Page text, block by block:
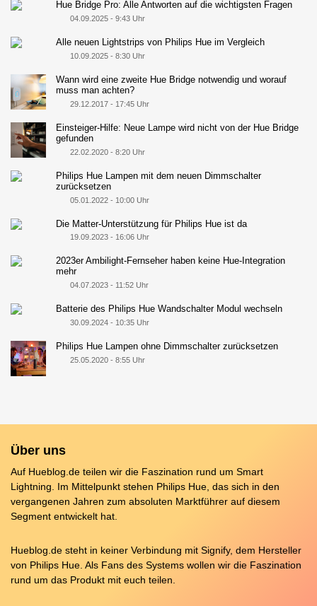
Hue Bridge Pro: Alle Antworten auf die wichtigsten Fragen
04.09.2025 - 9:43 Uhr
Alle neuen Lightstrips von Philips Hue im Vergleich
10.09.2025 - 8:30 Uhr
Wann wird eine zweite Hue Bridge notwendig und worauf
muss man achten?
29.12.2017 - 17:45 Uhr
Einsteiger-Hilfe: Neue Lampe wird nicht von der Hue Bridge
gefunden
22.02.2020 - 8:20 Uhr
Philips Hue Lampen mit dem neuen Dimmschalter
zurücksetzen
05.01.2022 - 10:00 Uhr
Die Matter-Unterstützung für Philips Hue ist da
19.09.2023 - 16:06 Uhr
2023er Ambilight-Fernseher haben keine Hue-Integration
mehr
04.07.2023 - 11:52 Uhr
Batterie des Philips Hue Wandschalter Modul wechseln
30.09.2024 - 10:35 Uhr
Philips Hue Lampen ohne Dimmschalter zurücksetzen
25.05.2020 - 8:55 Uhr
Über uns
Auf Hueblog.de teilen wir die Faszination rund um Smart
Lightning. Im Mittelpunkt stehen Philips Hue, das sich in den
vergangenen Jahren zum absoluten Marktführer auf diesem
Segment entwickelt hat.
Hueblog.de steht in keiner Verbindung mit Signify, dem Hersteller
von Philips Hue. Als Fans des Systems wollen wir die Faszination
rund um das Produkt mit euch teilen.